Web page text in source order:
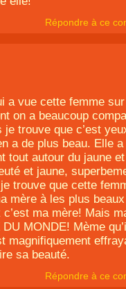
Répondre à ce
a vue cette femme
on a beaucoup
trouve que c’est
a de plus beau. Elle
tout autour du jaune
et jaune,
trouve que cette
mère à les plus
ma mère! Mais
MONDE! Mème
magnifiquement
sa beauté.
Répondre à ce